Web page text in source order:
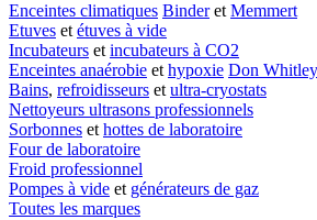
Enceintes climatiques Binderet Memmert
Etuves et étuves à vide
Incubateurs et incubateurs à CO2
Enceintes anaérobie et hypoxie Don Whitley
Bains, refroidisseurs et ultra-cryostats
Nettoyeurs ultrasons professionnels
Sorbonnes et hottes de laboratoire
Four de laboratoire
Froid professionnel
Pompes à vide et générateurs de gaz
Toutes les marques